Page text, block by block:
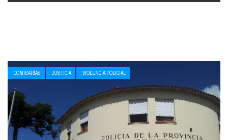
COMISARÍAS JUSTICIA VIOLENCIA POLICIAL